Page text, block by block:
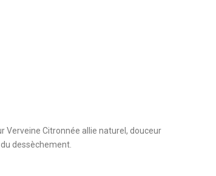
Verveine Citronnée allie naturel, douceur
dessèchement.